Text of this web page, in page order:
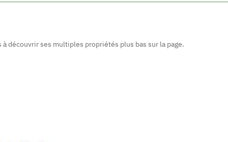
découvrir ses multiples propriétés plus bas sur la page.